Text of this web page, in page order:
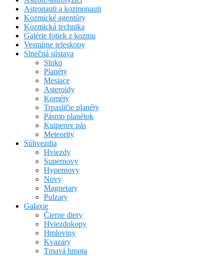
Astronauti a kozmonauti
Kozmické agentúry
Kozmická technika
Galérie fotiek z kozmu
Vesmírne teleskopy
Slnečná sústava
Slnko
Planéty
Mesiace
Asteroidy
Kométy
Trpasličie planéty
Pásmo planétok
Kuiperov pás
Meteority
Súhvezdia
Hviezdy
Supernovy
Hypernovy
Novy
Magnetary
Pulzary
Galaxie
Čierne diery
Hviezdokopy
Hmloviny
Kvazary
Tmavá hmota